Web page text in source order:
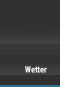
Wetter